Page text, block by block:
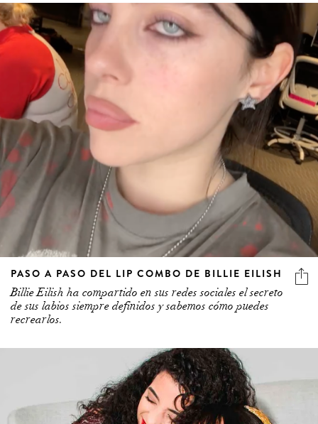
PASO A PASO DEL LIP COMBO DE BILLIE EILISH
Billie Eilish ha compartido en sus redes sociales el secreto
de sus labios siempre definidos y sabemos cómo puedes
recrearlos.